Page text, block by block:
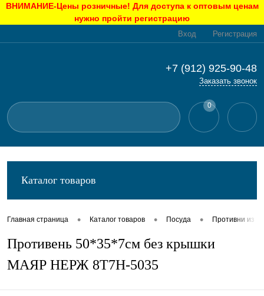
ВНИМАНИЕ-Цены розничные! Для доступа к оптовым ценам
нужно пройти регистрацию
Вход Регистрация
+7 (912) 925-90-48
Заказать звонок
0
Каталог товаров
Главная страница • Каталог товаров • Посуда • Противни из
Противень 50*35*7см без крышки
МАЯР НЕРЖ 8T7H-5035